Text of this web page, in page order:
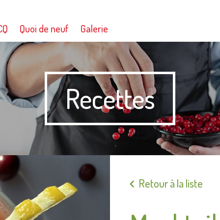
Quoi de neuf Galerie
Recettes
Retour à la liste